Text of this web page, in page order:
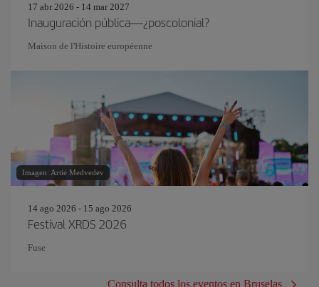
17 abr 2026 - 14 mar 2027
Inauguración pública—¿poscolonial?
Maison de l'Histoire européenne
Imagen: Artie Medvedev
14 ago 2026 - 15 ago 2026
Festival XRDS 2026
Fuse
Consulta todos los eventos en Bruselas